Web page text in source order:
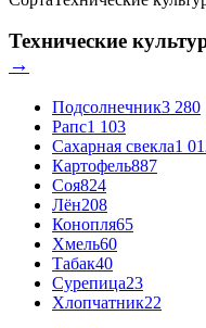
Технические
→
Подсолнечник3 280
Рапс1 103
Сахарная свекла1
Картофель887
Соя824
Лён208
Конопля65
Хмель60
Табак40
Сурепица23
Хлопчатник22